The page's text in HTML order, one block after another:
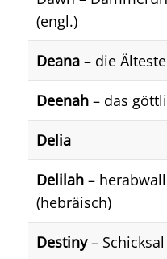
(engl.)
Deana – die
Deenah – das
Delia
Delilah –
(hebräisch)
Destiny–